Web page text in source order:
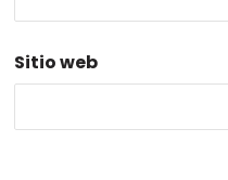
Sitio web